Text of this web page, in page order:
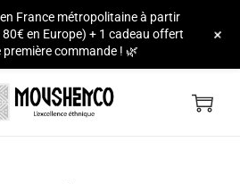
France métropolitaine à partir
en Europe) + 1 cadeau offert
commande ! 🌿
+